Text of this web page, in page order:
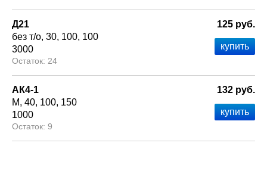
Д21
без т/о 30 100 100
3000
24
125 руб.
АК4-1
М 40 100 150
1000
9
132 руб.